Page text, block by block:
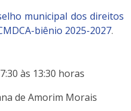
municipal dos direitos
biênio 2025-2027.
às 13:30 horas
de Amorim Morais